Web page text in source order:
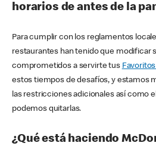
horarios de antes de la
Para cumplir con los reglamentos
restaurantes han tenido que modificar
comprometidos a servirte tus
estos tiempos de desafíos, y estamos
las restricciones adicionales así como
podemos quitarlas.
¿Qué está haciendo